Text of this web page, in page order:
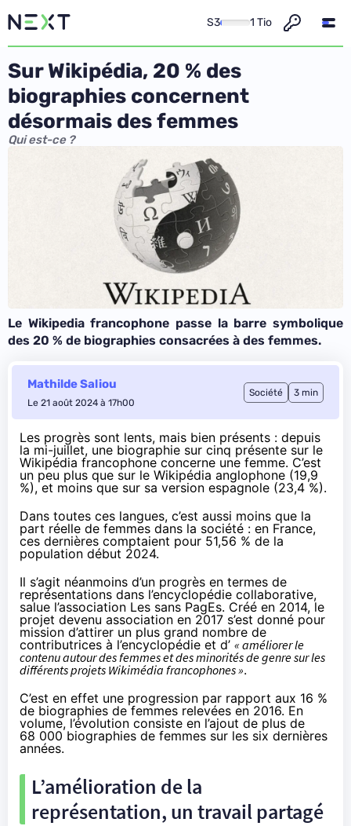
S3 1 Tio
Sur Wikipédia, 20 % des
biographies concernent
désormais des femmes
Qui est-ce ?
Le Wikipedia francophone passe la barre symbolique
des 20 % de biographies consacrées à des femmes.
Mathilde Saliou
Le 21 août 2024 à 17h00
Société 3 min
Les progrès sont lents, mais bien présents : depuis
la mi-juillet, une biographie sur cinq présente sur le
Wikipédia francophone concerne une femme. C’est
un peu plus que sur le Wikipédia anglophone (19,9
%), et moins que sur sa version espagnole (23,4 %).
Dans toutes ces langues, c’est aussi moins que la
part réelle de femmes dans la société : en France,
ces dernières comptaient pour 51,56 % de la
population début 2024.
Il s’agit néanmoins d’un progrès en termes de
représentations dans l’encyclopédie collaborative,
salue l’association Les sans PagEs. Créé en 2014, le
projet devenu association en 2017 s’est donné pour
mission d’attirer un plus grand nombre de
contributrices à l’encyclopédie et d’ « améliorer le
contenu autour des femmes et des minorités de genre sur les
différents projets Wikimédia francophones ».
C’est en effet une progression par rapport aux 16 %
de biographies de femmes relevées en 2016. En
volume, l’évolution consiste en l’ajout de plus de
68 000 biographies de femmes sur les six dernières
années.
L’amélioration de la
représentation, un travail partagé